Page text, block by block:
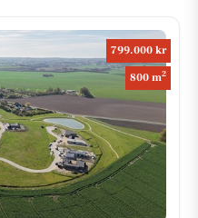
799.000 kr
800 m2